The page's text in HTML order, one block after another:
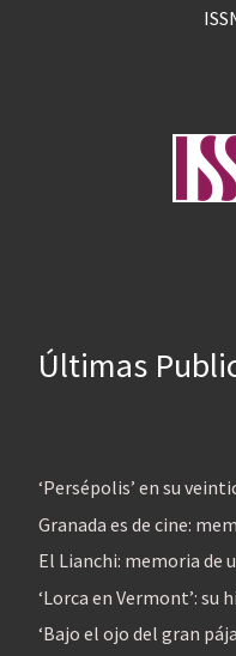
Últimas
‘Persépolis’ en su
Granada es de cine:
El Lianchi: memoria de
‘Lorca en Vermont’: su
‘Bajo el ojo del gran